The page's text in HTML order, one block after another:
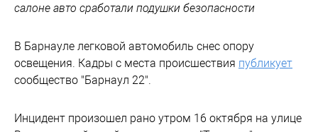
салоне авто сработали подушки безопасности
В Барнауле легковой автомобиль снес опору
освещения. Кадры с места происшествия публикует
сообщество "Барнаул 22".
Инцидент произошел рано утром 16 октября на улице